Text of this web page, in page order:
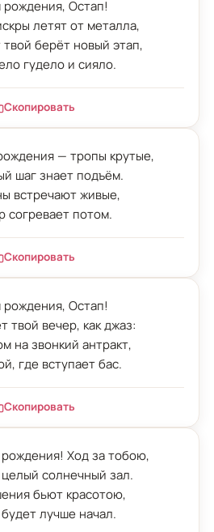
Остап!
летят от металла,
твой берёт новый этап,
гудело и сияло.
Скопировать
— тропы крутые,
шаг знает подъём.
встречают живые,
согревает потом.
Скопировать
Остап!
твой вечер, как джаз:
на звонкий антракт,
где вступает бас.
Скопировать
Ход за тобою,
солнечный зал.
бьют красотою,
лучше начал.